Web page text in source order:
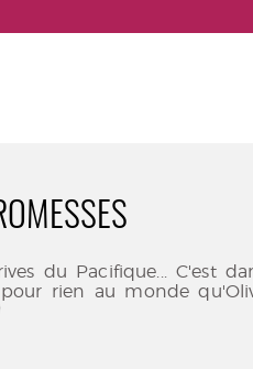
du Pacifique... C'est
rien au monde